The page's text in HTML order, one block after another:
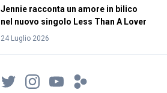
Jennie racconta un amore in bilico
nel nuovo singolo Less Than A Lover
24 Luglio 2026